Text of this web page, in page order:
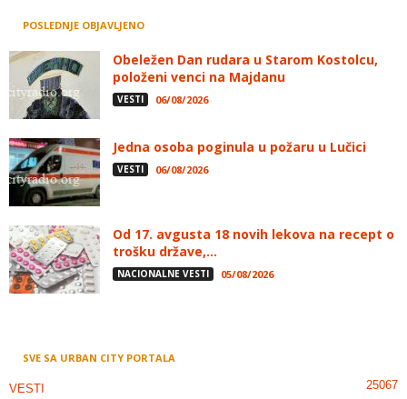
POSLEDNJE OBJAVLJENO
Obeležen Dan rudara u Starom Kostolcu,
položeni venci na Majdanu
VESTI 06/08/2026
Jedna osoba poginula u požaru u Lučici
VESTI 06/08/2026
Od 17. avgusta 18 novih lekova na recept o
trošku države,...
NACIONALNE VESTI 05/08/2026
SVE SA URBAN CITY PORTALA
VESTI 25067